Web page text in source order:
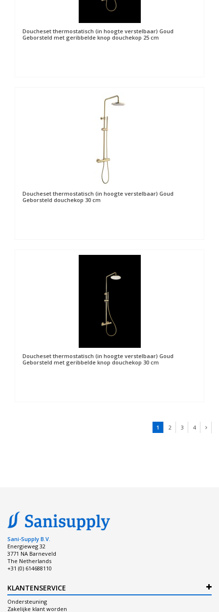
Doucheset thermostatisch (in hoogte verstelbaar) Goud
Geborsteld met geribbelde knop douchekop 25 cm
Doucheset thermostatisch (in hoogte verstelbaar) Goud
Geborsteld douchekop 30 cm
Doucheset thermostatisch (in hoogte verstelbaar) Goud
Geborsteld met geribbelde knop douchekop 30 cm
1 2 3 4
Sani-Supply B.V.
Energieweg 32
3771 NA Barneveld
The Netherlands
+31 (0) 614688110
KLANTENSERVICE
Ondersteuning
Zakelijke klant worden